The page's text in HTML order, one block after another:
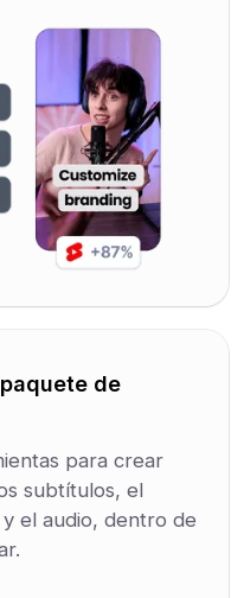
de
para crear
subtítulos, el
el audio, dentro de